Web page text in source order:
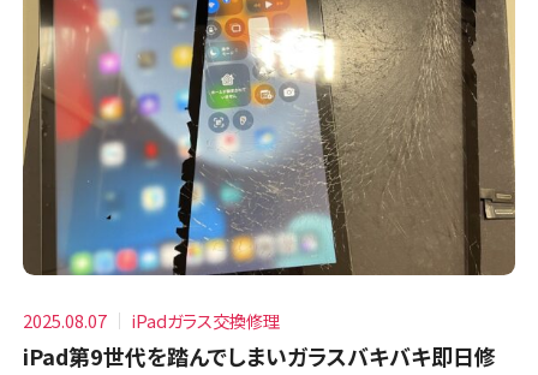
2025.08.07 iPadガラス交換修理
iPad第9世代を踏んでしまいガラスバキバキ即日修